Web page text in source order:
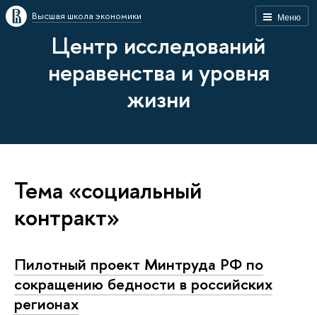
Меню
Высшая школа экономики
Центр исследований
неравенства и уровня
жизни
Тема «социальный
контракт»
Пилотный проект Минтруда РФ по
сокращению бедности в российских
регионах